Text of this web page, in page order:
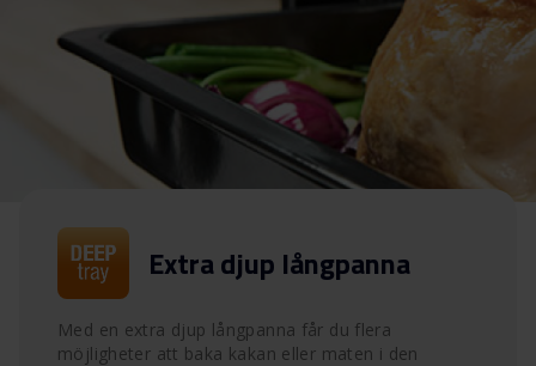
Extra djup långpanna
Med en extra djup långpanna får du flera
möjligheter att baka kakan eller maten i den